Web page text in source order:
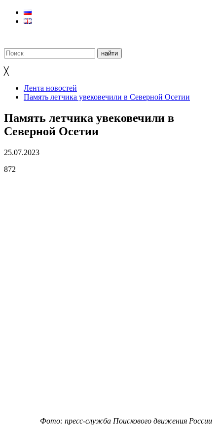
╳
Лента новостей
Память летчика увековечили в Северной Осетии
Память летчика увековечили в
Северной Осетии
25.07.2023
872
Фото: пресс-служба Поискового движения России